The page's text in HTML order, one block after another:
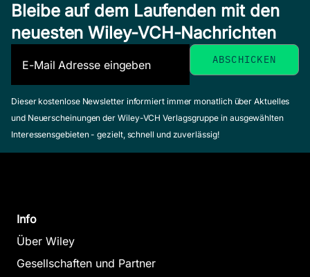
Bleibe auf dem Laufenden mit den
neuesten Wiley-VCH-Nachrichten
Dieser kostenlose Newsletter informiert immer monatlich über Aktuelles
und Neuerscheinungen der Wiley-VCH Verlagsgruppe in ausgewählten
Interessensgebieten - gezielt, schnell und zuverlässig!
Info
Über Wiley
Gesellschaften und Partner